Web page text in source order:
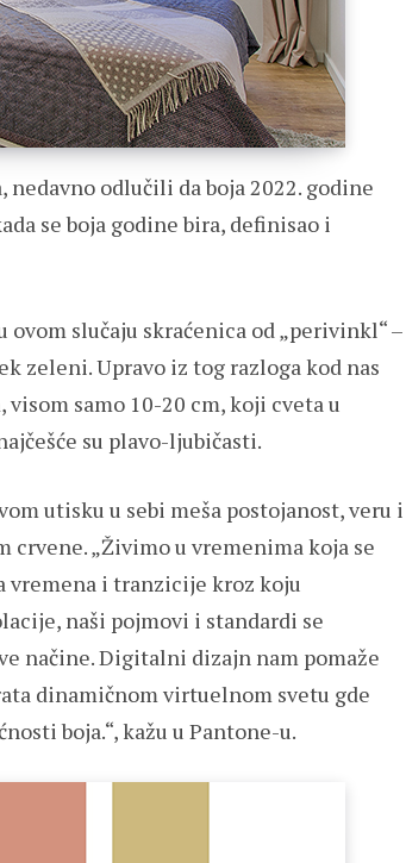
odlučili da boja 2022. godine
se boja godine bira, definisao i
ovom slučaju skraćenica od „perivinkl“ –
zeleni. Upravo iz tog razloga kod nas
samo 10-20 cm, koji cveta u
su plavo-ljubičasti.
utisku u sebi meša postojanost, veru i
crvene. „Živimo u vremenima koja se
vremena i tranzicije kroz koju
naši pojmovi i standardi se
načine. Digitalni dizajn nam pomaže
dinamičnom virtuelnom svetu gde
boja.“, kažu u Pantone-u.